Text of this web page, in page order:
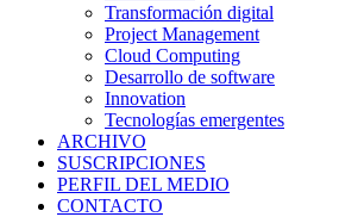
Transformación digital
Project Management
Cloud Computing
Desarrollo de software
Innovation
Tecnologías emergentes
ARCHIVO
SUSCRIPCIONES
PERFIL DEL MEDIO
CONTACTO